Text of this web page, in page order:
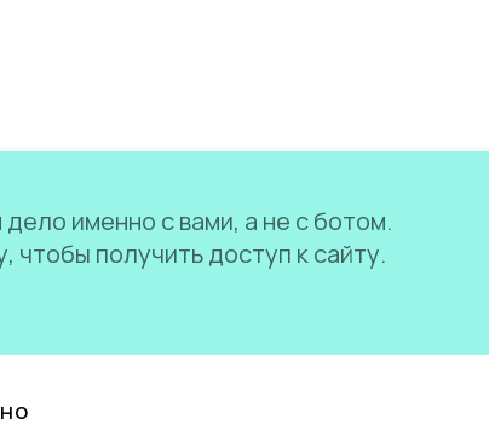
именно с вами, а не с ботом.
чтобы получить доступ к сайту.